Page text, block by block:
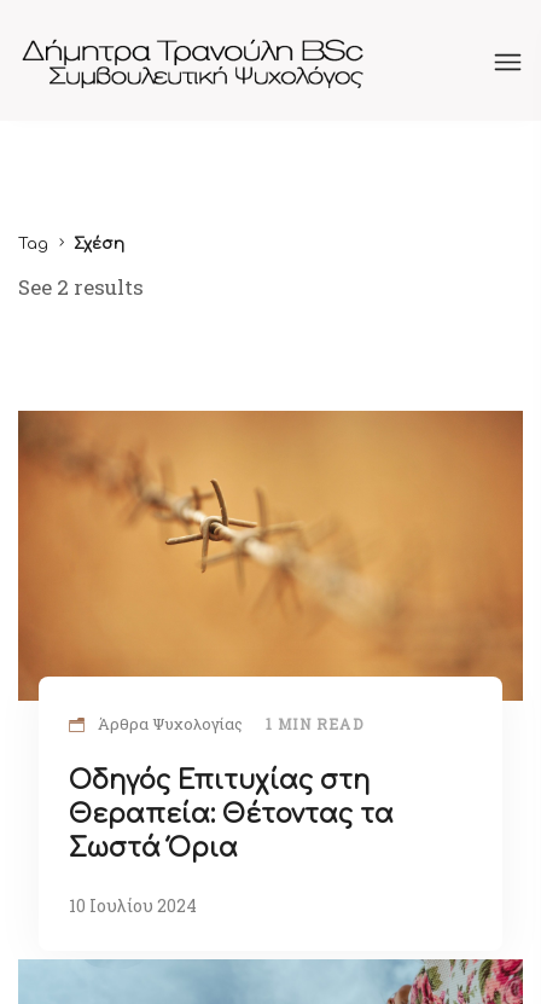
Tag Σχέση
See 2 results
Άρθρα Ψυχολογίας 1 MIN READ
Οδηγός Επιτυχίας στη
Θεραπεία: Θέτοντας τα
Σωστά Όρια
10 Ιουλίου 2024